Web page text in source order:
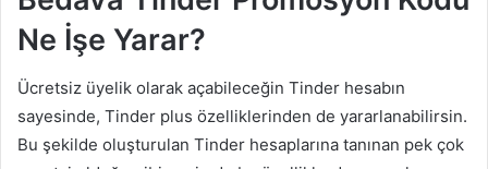
Ne İşe Yarar?
Ücretsiz üyelik olarak açabileceğin Tinder hesabın
sayesinde, Tinder plus özelliklerinden de yararlanabilirsin.
Bu şekilde oluşturulan Tinder hesaplarına tanınan pek çok